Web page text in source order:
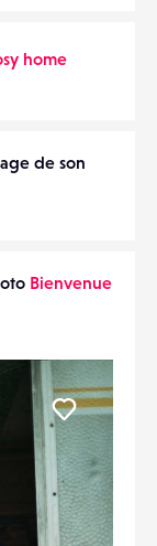
home
de son
Bienvenue
Liker